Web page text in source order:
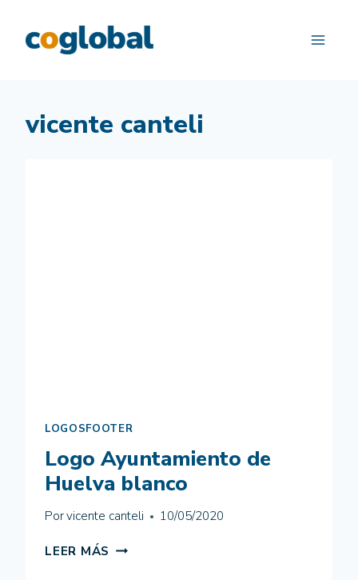
contenido
vicente canteli
LOGOSFOOTER
Logo Ayuntamiento de
Huelva blanco
Porvicente canteli 10/05/2020
LEER MÁS LOGO